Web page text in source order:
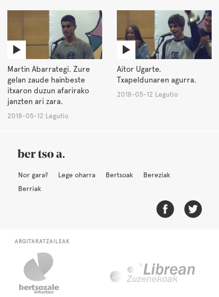
Martin Abarrategi. Zure
gelan zaude hainbeste
itxaron duzun afarirako
janzten ari zara.
2018-05-12 Legutio
Aitor Ugarte.
Txapeldunaren agurra.
2018-05-12 Legutio
Nor gara? Lege oharra Bertsoak
Bereziak
Berriak
ARGITARATZAILEAK